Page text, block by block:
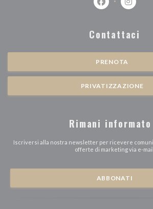
Facebook
Contattaci
PRENOTA
PRIVATIZZAZIONE
Rimani informato
Iscriversi alla nostra newsletter per ricevere
offerte di marketing via e-mail.
ABBONATI